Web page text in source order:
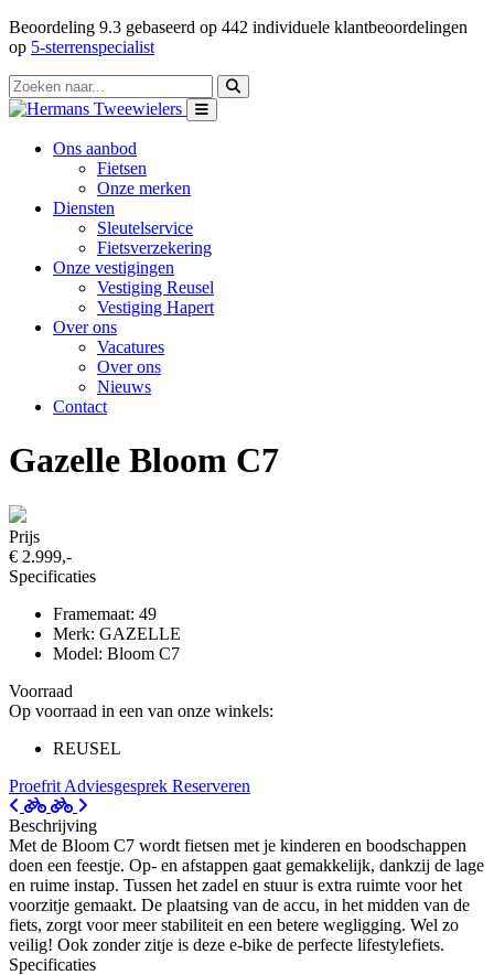
Beoordeling 9.3 gebaseerd op 442 individuele klantbeoordelingen
op 5-sterrenspecialist
Ons aanbod
Fietsen
Onze merken
Diensten
Sleutelservice
Fietsverzekering
Onze vestigingen
Vestiging Reusel
Vestiging Hapert
Over ons
Vacatures
Over ons
Nieuws
Contact
Gazelle Bloom C7
Prijs
€ 2.999,-
Specificaties
Framemaat: 49
Merk: GAZELLE
Model: Bloom C7
Voorraad
Op voorraad in een van onze winkels:
REUSEL
Proefrit Adviesgesprek Reserveren
Beschrijving
Met de Bloom C7 wordt fietsen met je kinderen en boodschappen
doen een feestje. Op- en afstappen gaat gemakkelijk, dankzij de lage
en ruime instap. Tussen het zadel en stuur is extra ruimte voor het
voorzitje gemaakt. De plaatsing van de accu, in het midden van de
fiets, zorgt voor meer stabiliteit en een betere wegligging. Wel zo
veilig! Ook zonder zitje is deze e-bike de perfecte lifestylefiets.
Specificaties